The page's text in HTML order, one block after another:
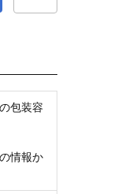
包装容
情報か